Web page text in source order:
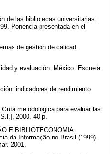
de las bibliotecas universitarias:
Ponencia presentada en el
de gestión de calidad.
y evaluación. México: Escuela
indicadores de rendimiento
metodológica para evaluar las
2000. 40 p.
E BIBLIOTECONOMIA.
da Informação no Brasil (1999).
2001.